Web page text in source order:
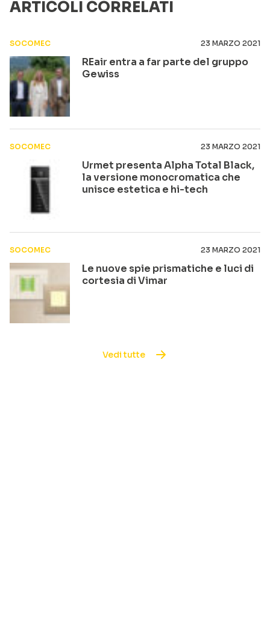
ARTICOLI CORRELATI
SOCOMEC 23 MARZO 2021
REair entra a far parte del gruppo
Gewiss
SOCOMEC 23 MARZO 2021
Urmet presenta Alpha Total Black,
la versione monocromatica che
unisce estetica e hi-tech
SOCOMEC 23 MARZO 2021
Le nuove spie prismatiche e luci di
cortesia di Vimar
Vedi tutte